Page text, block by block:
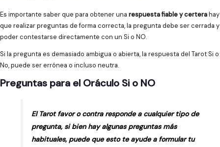
Es importante saber que para obtener una respuesta fiable y certerahay
que realizar preguntas de forma correcta, la pregunta debe ser cerrada y
poder contestarse directamente con un Si o NO.
Si la pregunta es demasiado ambigua o abierta, la respuesta del Tarot Si o
No, puede ser errónea o incluso neutra.
Preguntas para el Oráculo Si o NO
El Tarot favor o contra responde a cualquier tipo de
pregunta, si bien hay algunas preguntas más
habituales, puede que esto te ayude a formular tu